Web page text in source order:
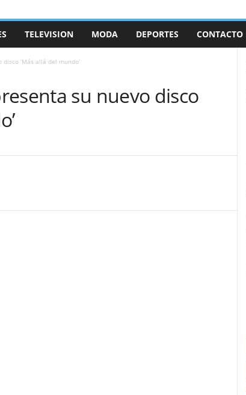
TELEVISION MODA DEPORTES CONTACTO
‘Más allá del mundo’
su nuevo disco